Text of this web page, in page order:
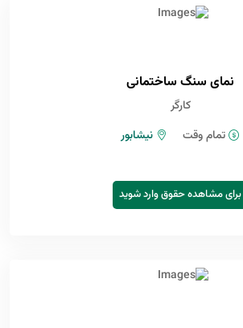
نمای سنگ ساختمانی
کارگر
تمام وقت
نیشابور
برای مشاهده حقوق وارد شوید